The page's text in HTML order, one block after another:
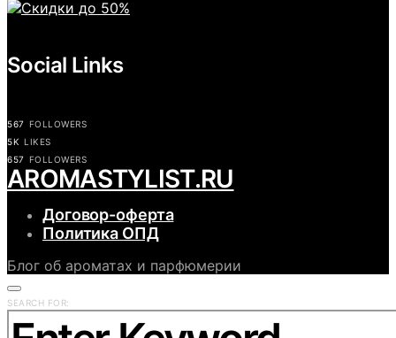
Social Links
567 FOLLOWERS
5K LIKES
657 FOLLOWERS
АROMASTYLIST.RU
Договор-оферта
Политика ОПД
Блог об ароматах и парфюмерии
SEARCH FOR: